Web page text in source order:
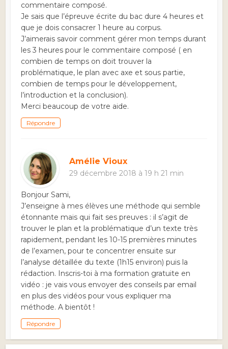
commentaire composé.
Je sais que l’épreuve écrite du bac dure 4 heures et
que je dois consacrer 1 heure au corpus.
J’aimerais savoir comment gérer mon temps durant
les 3 heures pour le commentaire composé ( en
combien de temps on doit trouver la
problématique, le plan avec axe et sous partie,
combien de temps pour le développement,
l’introduction et la conclusion).
Merci beaucoup de votre aide.
Répondre
Amélie Vioux
29 décembre 2018 à 19 h 21 min
Bonjour Sami,
J’enseigne à mes élèves une méthode qui semble
étonnante mais qui fait ses preuves : il s’agit de
trouver le plan et la problématique d’un texte très
rapidement, pendant les 10-15 premières minutes
de l’examen, pour te concentrer ensuite sur
l’analyse détaillée du texte (1h15 environ) puis la
rédaction. Inscris-toi à ma formation gratuite en
vidéo : je vais vous envoyer des conseils par email
en plus des vidéos pour vous expliquer ma
méthode. A bientôt !
Répondre